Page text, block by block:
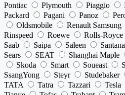
Pontiac
Plymouth Piaggio
Packard
Pagani Panoz
Oldsmobile
Renault Samsung
Rinspeed
Roewe Rolls-Royce
Saab
Saipa Saleen Santana
Sears
SEAT Shanghai Maple
Skoda
Smart Soueast
SsangYong
Steyr Studebaker
TATA
Tatra Tazzari Tesla